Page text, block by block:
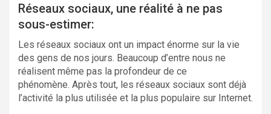
Réseaux sociaux, une réalité à ne pas
sous-estimer:
Les réseaux sociaux ont un impact énorme sur la vie
des gens de nos jours. Beaucoup d’entre nous ne
réalisent même pas la profondeur de ce
phénomène. Après tout, les réseaux sociaux sont déjà
l’activité la plus utilisée et la plus populaire sur Internet.